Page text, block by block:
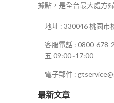
據點，是全台最大處方
地址 : 330046 桃園市
客服電話 : 0800-678-
五 09:00~17:00
電子郵件 :
最新文章